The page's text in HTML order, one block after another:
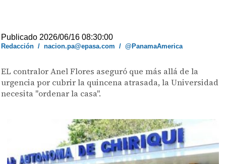
Publicado 2026/06/16 08:30:00
Redacción /nacion.pa@epasa.com /@PanamaAmerica
EL contralor Anel Flores aseguró que más allá de la
urgencia por cubrir la quincena atrasada, la Universidad
necesita "ordenar la casa".